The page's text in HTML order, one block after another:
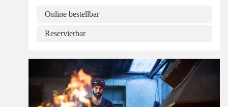
Online bestellbar
Reservierbar